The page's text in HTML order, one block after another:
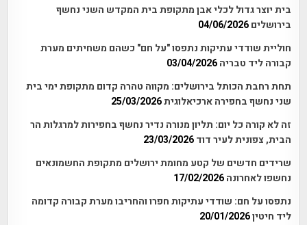
בית יוצר גדול לכלי אבן מתקופת בית המקדש השני נחשף
בירושלים 04/06/2026
חוליית שודדי עתיקות נתפסו "על חם" כשהם משחיתים מערת
קבורה ליד טבריה 03/04/2026
תחת רחבת הכותל בירושלים: מקווה טהרה קדום מתקופת ימי בית
שני נחשף בחפירה ארכיאלוגית25/03/2026
זה לא קורה כל יום: תליון מנורה נדיר נחשף בחפירות למרגלות הר
הבית, צפונית לעיר דוד 23/03/2026
שרידים חדשים של קטע מחומת ירושלים מתקופת החשמונאים
נחשפו לאחרונה 17/02/2026
נתפסו על חם: שודדי עתיקות חפרו והחריבו מערת קבורה קדומה
ליד חיטין20/01/2026